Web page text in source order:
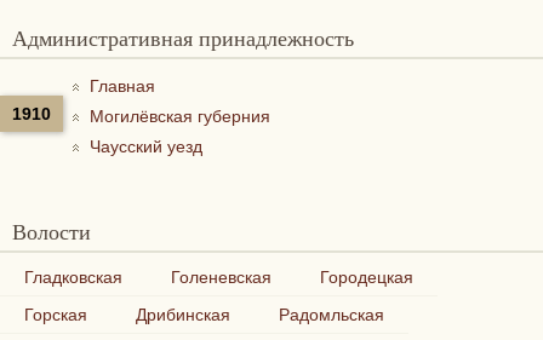
Административная принадлежность
1910
Главная
Могилёвская губерния
Чаусский уезд
Волости
Гладковская Голеневская
Городецкая
Горская
Дрибинская
Радомльская